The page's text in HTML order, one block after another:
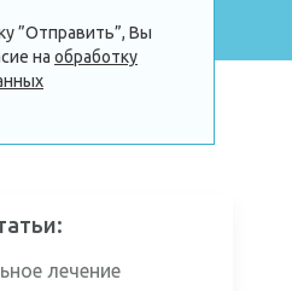
”Отправить”, Вы
на обработку
лечение